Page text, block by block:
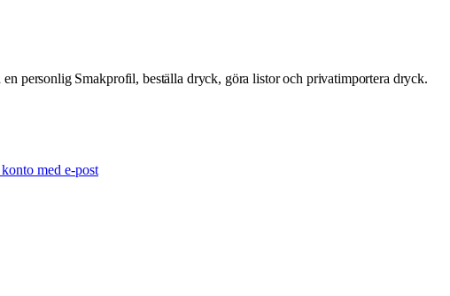
personlig Smakprofil, beställa dryck, göra listor och privatimportera dryck.
med e-post